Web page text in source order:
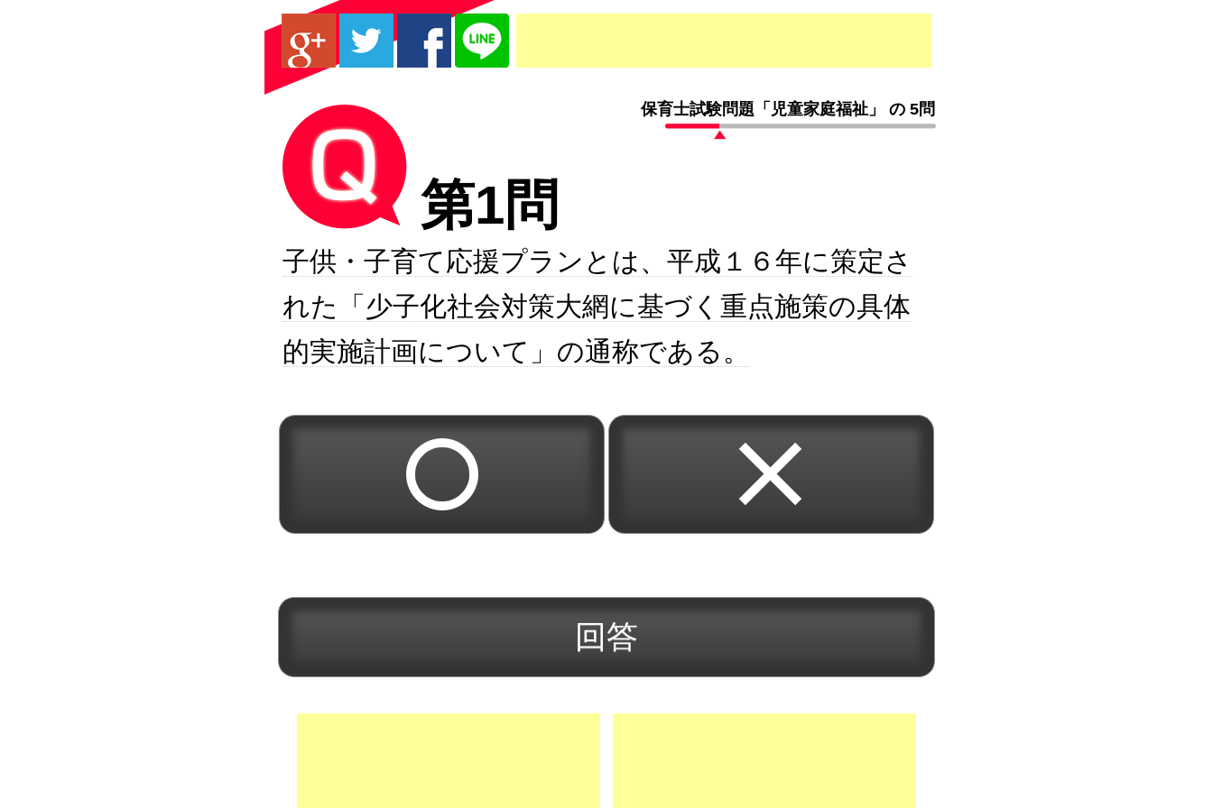
保育士試験問題「児童家庭福祉」 の 5問
第1問
子供・子育て応援プランとは、平成１６年に策定さ
れた「少子化社会対策大網に基づく重点施策の具体
的実施計画について」の通称である。